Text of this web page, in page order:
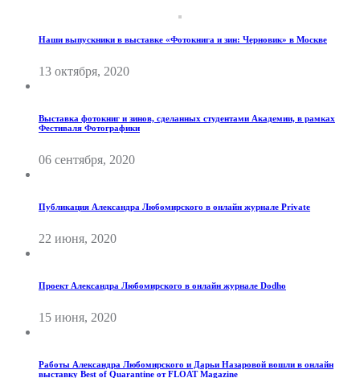
Наши выпускники в выставке «Фотокнига и зин: Черновик» в Москве
13 октября, 2020
Выставка фотокниг и зинов, сделанных студентами Академии, в рамках
Фестиваля Фотографики
06 сентября, 2020
Публикация Александра Любомирского в онлайн журнале Private
22 июня, 2020
Проект Александра Любомирского в онлайн журнале Dodho
15 июня, 2020
Работы Александра Любомирского и Дарьи Назаровой вошли в онлайн
выставку Best of Quarantine от FLOAT Magazine